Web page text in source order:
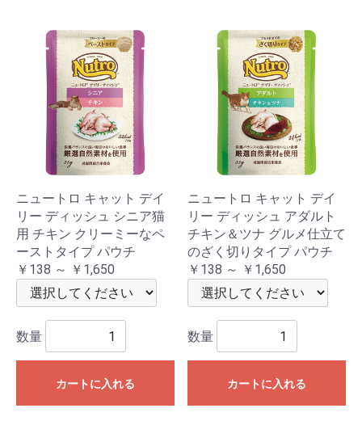
ニュートロ キャット デイ
リー ディッシュ シニア猫
用 チキン クリーミーなペ
ーストタイプ パウチ
￥138 ～ ￥1,650
数量
カートに入れる
ニュートロ キャット デイ
リー ディッシュ アダルト
チキン＆ツナ グルメ仕立て
のざく切りタイプ パウチ
￥138 ～ ￥1,650
数量
カートに入れる